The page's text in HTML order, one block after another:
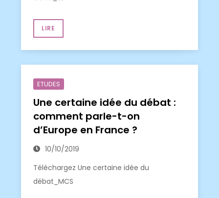
LIRE
ETUDES
Une certaine idée du débat :
comment parle-t-on
d’Europe en France ?
10/10/2019
Téléchargez Une certaine idée du
débat_MCS